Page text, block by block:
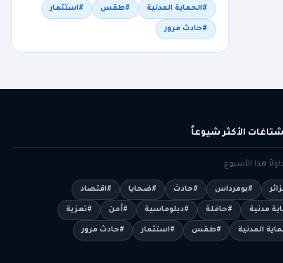
#الحماية المدنية #طقس #استثمار
#حادث مرور
الأكثر شيوعاً
هذا الأسبوع
#بومرداس #حادث #ضحايا #اقتصاد
مدنية #حافلة #دبلوماسية #أمن #تعزية
المدنية #طقس #استثمار #حادث مرور